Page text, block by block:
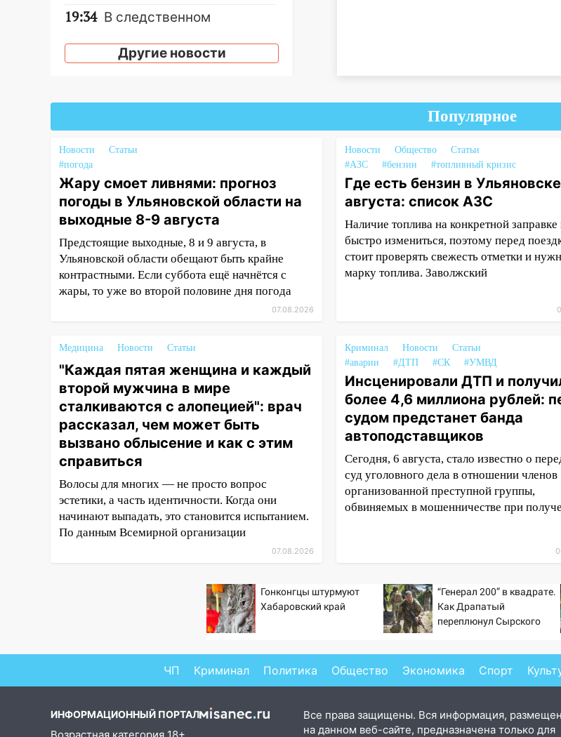
19:34 В следственном
торжественное мероприятие,
приуроченное к празднованию
19:30 Ульяновцев приглашают
поддержать «Симбирскую
чебурашку» на фестивале
«ФормАРТ»
18:11 Ульяновская область
стала пилотным регионом
проекта «Культурное
долголетие»
17:16 В реанимацию
Ульяновской областной
16:51
В Чердаклинском районе
ремонтируют дороги, ставят
остановки и проводят новое
освещение
16:35 В Ульяновске установили
ещё девять бункеров для
крупногабаритного мусора
16:26 В Ульяновске бесплатно
покажут матч «Волги» под
открытым небом
16:12 В Ульяновском
Ульяновцы могут
вернуть деньги за абонементы
«Рекорд-Fitness»
15:34 После вмешательства
Ульяновской области привели
в порядок детские площадки
Другие новости
Популярное
Новости
Статьи
#погода
Жару смоет ливнями: прогноз
погоды в Ульяновской области на
выходные 8-9 августа
Предстоящие выходные, 8 и 9 августа, в
Ульяновской области обещают быть крайне
контрастными. Если суббота ещё начнётся с
жары, то уже во второй половине дня погода
07.08.2026
Новости Общество
Статьи
#АЗС
#бензин #топливный кризис
Где есть бензин в
августа: список АЗС
Наличие топлива на конкретной
быстро измениться, поэтому перед
стоит проверять свежесть отметки и
марку топлива. Заволжский
Медицина Новости Статьи
"Каждая пятая женщина и каждый
второй мужчина в мире
сталкиваются с алопецией": врач
рассказал, чем может быть
вызвано облысение и как с этим
справиться
Волосы для многих — не просто вопрос
эстетики, а часть идентичности. Когда они
начинают выпадать, это становится испытанием.
По данным Всемирной организации
07.08.2026
Криминал Новости
Статьи
#аварии
#ДТП #СК #УМВД
Инсценировали ДТП и
более 4,6 миллиона рублей:
судом предстанет банда
автоподставщиков
Сегодня, 6 августа, стало известно о
суд уголовного дела в отношении членов
организованной преступной группы,
обвиняемых в мошенничестве при
Гонконгцы штурмуют
Хабаровский край
“Генерал 200” в квадрате.
Как Драпатый
переплюнул Сырского
ЧП Криминал Политика Общество Экономика Спорт
ИНФОРМАЦИОННЫЙ ПОРТАЛ
Все права защищены. Вся информация,
на данном веб-сайте, предназначена только для